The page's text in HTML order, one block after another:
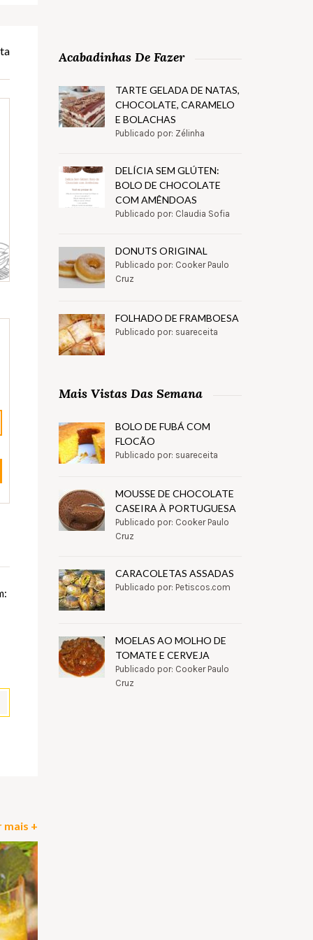
mais +
Acabadinhas De Fazer
TARTE GELADA DE NATAS,
CHOCOLATE, CARAMELO
E BOLACHAS
Publicado por: Zélinha
DELÍCIA SEM GLÚTEN:
BOLO DE CHOCOLATE
COM AMÊNDOAS
Publicado por: Claudia Sofia
DONUTS ORIGINAL
Publicado por: Cooker Paulo
Cruz
FOLHADO DE FRAMBOESA
Publicado por: suareceita
Mais Vistas Das Semana
BOLO DE FUBÁ COM
FLOCÃO
Publicado por: suareceita
MOUSSE DE CHOCOLATE
CASEIRA À PORTUGUESA
Publicado por: Cooker Paulo
Cruz
CARACOLETAS ASSADAS
Publicado por: Petiscos.com
MOELAS AO MOLHO DE
TOMATE E CERVEJA
Publicado por: Cooker Paulo
Cruz